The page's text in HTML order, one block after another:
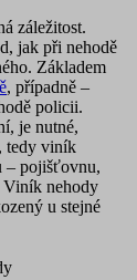
záležitost.
jak při nehodě
Základem
, případně –
policii.
je nutné,
tedy viník
– pojišťovnu,
Viník nehody
u stejné